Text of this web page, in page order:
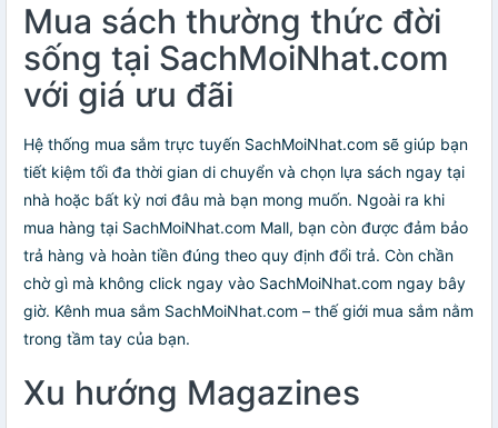
Mua sách thường thức đời
sống tại SachMoiNhat.com
với giá ưu đãi
Hệ thống mua sắm trực tuyến SachMoiNhat.com sẽ giúp bạn
tiết kiệm tối đa thời gian di chuyển và chọn lựa sách ngay tại
nhà hoặc bất kỳ nơi đâu mà bạn mong muốn. Ngoài ra khi
mua hàng tại SachMoiNhat.com Mall, bạn còn được đảm bảo
trả hàng và hoàn tiền đúng theo quy định đổi trả. Còn chần
chờ gì mà không click ngay vào SachMoiNhat.com ngay bây
giờ. Kênh mua sắm SachMoiNhat.com – thế giới mua sắm nằm
trong tầm tay của bạn.
Xu hướng Magazines